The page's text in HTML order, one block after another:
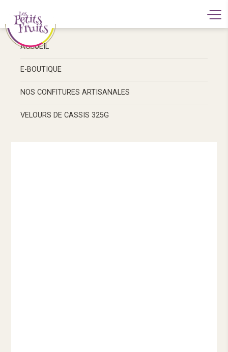
ACCUEIL
E-BOUTIQUE
NOS CONFITURES ARTISANALES
VELOURS DE CASSIS 325G